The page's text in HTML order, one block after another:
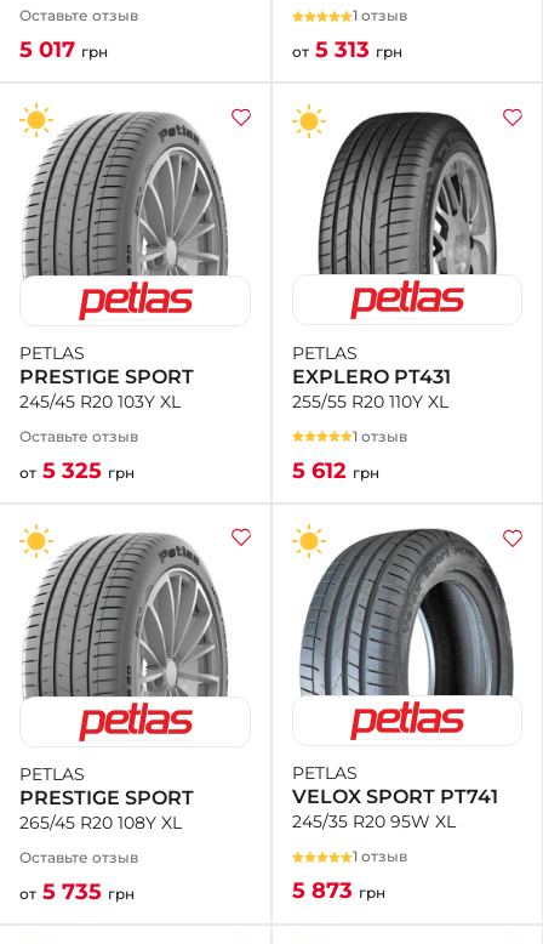
Оставьте отзыв
5 017 грн
1 отзыв
от 5 313 грн
PETLAS
PRESTIGE SPORT
245/45 R20 103Y XL
Оставьте отзыв
от 5 325 грн
PETLAS
EXPLERO PT431
255/55 R20 110Y XL
1 отзыв
5 612 грн
PETLAS
PRESTIGE SPORT
265/45 R20 108Y XL
Оставьте отзыв
от 5 735 грн
PETLAS
VELOX SPORT PT741
245/35 R20 95W XL
1 отзыв
5 873 грн